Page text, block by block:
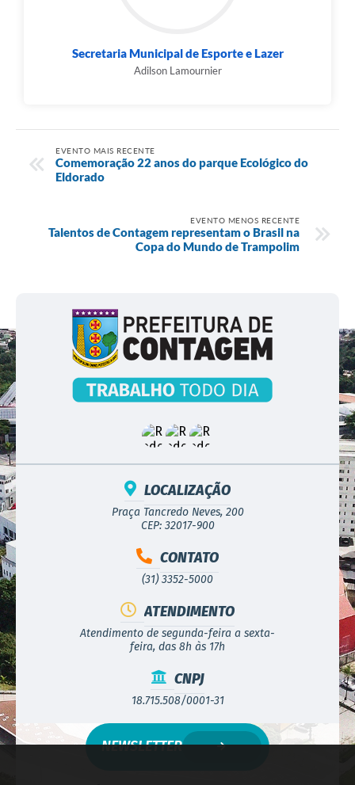
Secretaria Municipal de Esporte e Lazer
Adilson Lamournier
EVENTO MAIS RECENTE
Comemoração 22 anos do parque Ecológico do
Eldorado
EVENTO MENOS RECENTE
Talentos de Contagem representam o Brasil na
Copa do Mundo de Trampolim
LOCALIZAÇÃO
Praça Tancredo Neves, 200
CEP: 32017-900
CONTATO
(31) 3352-5000
ATENDIMENTO
Atendimento de segunda-feira a sexta-
feira, das 8h às 17h
CNPJ
18.715.508/0001-31
NEWSLETTER